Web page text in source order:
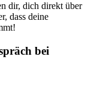
dir, dich direkt über
dass deine
bei